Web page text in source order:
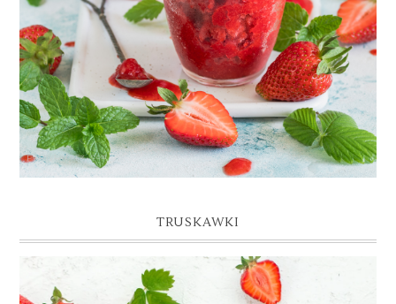
TRUSKAWKI